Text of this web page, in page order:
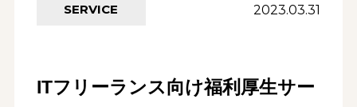
SERVICE 2023.03.31
ITフリーランス向け福利厚生サー